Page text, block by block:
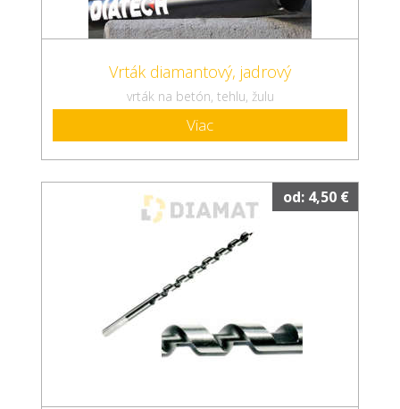
Vrták diamantový, jadrový
vrták na betón, tehlu, žulu
Viac
od: 4,50 €